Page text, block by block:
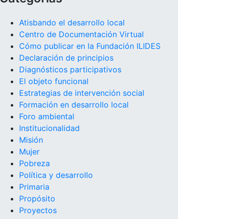
Atisbando el desarrollo local
Centro de Documentación Virtual
Cómo publicar en la Fundación ILIDES
Declaración de principios
Diagnósticos participativos
El objeto funcional
Estrategias de intervención social
Formación en desarrollo local
Foro ambiental
Institucionalidad
Misión
Mujer
Pobreza
Política y desarrollo
Primaria
Propósito
Proyectos